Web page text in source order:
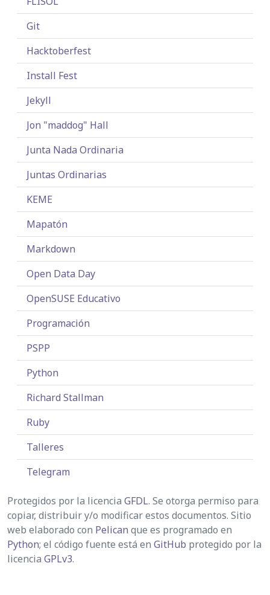
Git
Hacktoberfest
Install Fest
Jekyll
Jon "maddog" Hall
Junta Nada Ordinaria
Juntas Ordinarias
KEME
Mapatón
Markdown
Open Data Day
OpenSUSE Educativo
Programación
PSPP
Python
Richard Stallman
Ruby
Talleres
Telegram
Protegidos por la licencia GFDL. Se otorga permiso para
copiar, distribuir y/o modificar estos documentos. Sitio
web elaborado con Pelican que es programado en
Python; el código fuente está en GitHub protegido por la
licencia GPLv3.